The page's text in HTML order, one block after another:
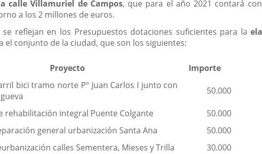
calle Villamuriel de Campos, que para el año 2021 contará
a los 2 millones de euros.
se reflejan en los Presupuestos dotaciones suficientes para la
el conjunto de la ciudad, que son los siguientes:
Proyecto
Importe
bici tramo norte Pº Juan Carlos I junto con
50.000
rehabilitación integral Puente Colgante
50.000
general urbanización Santa Ana
50.000
calles Sementera, Mieses y Trilla
30.000